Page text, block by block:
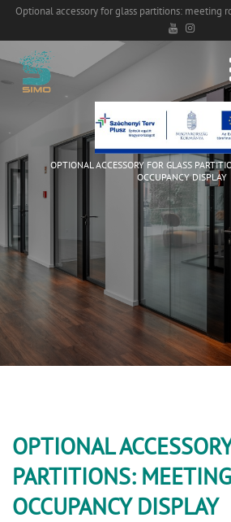
Optional accessory for glass partitions: meeting
OPTIONAL ACCESSORY FOR GLASS
OCCUPANCY DISPLAY
OPTIONAL
PARTITIONS:
OCCUPANCY DISPLAY